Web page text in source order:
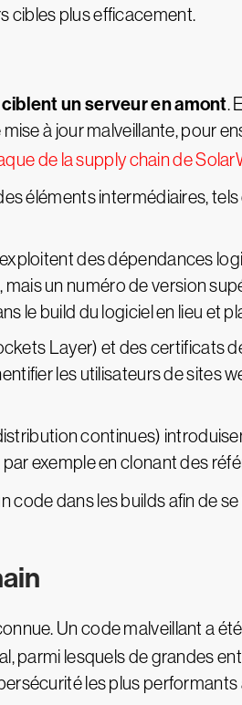
cibles plus efficacement.
un serveur en amont.
à jour malveillante, pour
de la supply chain de
éléments intermédiaires,
des dépendances
un numéro de version
le build du logiciel en lieu et
Layer) et des certificats
les utilisateurs de sites
continues)
exemple en clonant des
code dans les builds afin de
Un code malveillant a
parmi lesquels de grandes
les plus